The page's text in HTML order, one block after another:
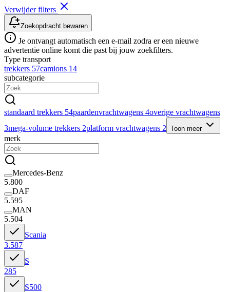
Verwijder filters
Zoekopdracht bewaren
Je ontvangt automatisch een e-mail zodra er een nieuwe
advertentie online komt die past bij jouw zoekfilters.
Type transport
trekkers 57camions 14
subcategorie
standaard trekkers 54paardenvrachtwagens 4overige vrachtwagens
3mega-volume trekkers 2platform vrachtwagens 2 Toon meer
merk
Mercedes-Benz
5.800
DAF
5.595
MAN
5.504
Scania
3.587
S
285
S500